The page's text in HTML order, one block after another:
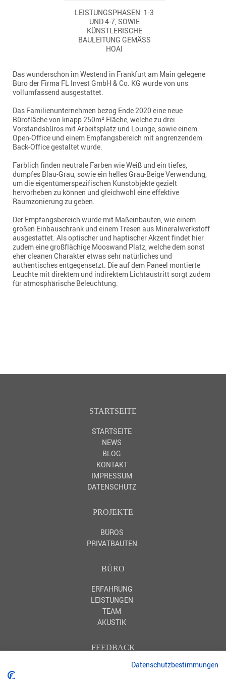
LEISTUNGSPHASEN: 1-3
UND 4-7, SOWIE
KÜNSTLERISCHE
BAULEITUNG GEMÄSS H
OAI
Das wunderschön im Westend in Frankfurt am Main gelegene
Büro der Firma FL Invest GmbH & Co. KG wurde von uns
vollumfassend ausgestattet.
Das Familienunternehmen bezog Ende 2020 eine neue
Bürofläche von knapp 250m² Fläche, welche zu drei
Vorstandsbüros mit Arbeitsplatz und Lounge, sowie einem
Open-Office und einem Empfangsbereich mit angrenzendem
Back-Office gestaltet wurde.
Farblich finden neutrale Farben wie Weiß und ein tiefes,
dumpfes Blau-Grau, sowie ein helles Grau-Beige Verwendung,
um die eigentümerspezifischen Kunstobjekte gezielt
hervorheben zu können und gleichwohl eine effektive
Raumzonierung zu geben.
Der Empfangsbereich wurde mit Maßeinbauten, wie einem
großen Einbauschrank und einem Tresen aus Mineralwerkstoff
ausgestattet. Als optischer und haptischer Akzent findet hier
zudem eine großflächige Mooswand Platz, welche dem sonst
eher cleanen Charakter etwas sehr natürliches und
authentisches entgegensetzt. Die auf dem Paneel montierte
Leuchte mit direktem und indirektem Lichtaustritt sorgt zudem
für atmosphärische Beleuchtung.
STARTSEITE
STARTSEITE
NEWS
BLOG
KONTAKT
IMPRESSUM
DATENSCHUTZ
PROJEKTE
BÜROS
PRIVATBAUTEN
BÜRO
ERFAHRUNG
LEISTUNGEN
TEAM
AKUSTIK
FEEDBACK
Datenschutzbestimmungen